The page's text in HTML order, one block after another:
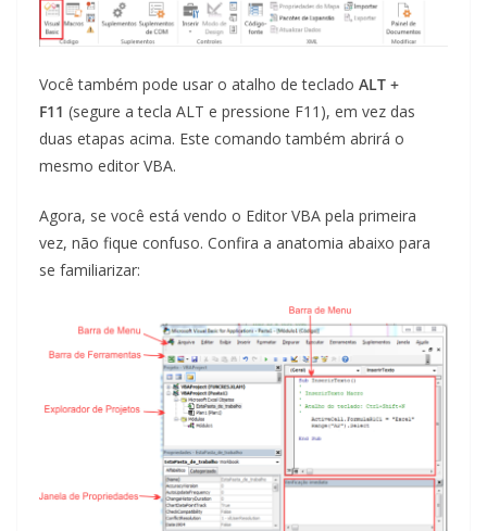
Você também pode usar o atalho de teclado ALT +
F11 (segure a tecla ALT e pressione F11), em vez das
duas etapas acima. Este comando também abrirá o
mesmo editor VBA.
Agora, se você está vendo o Editor VBA pela primeira
vez, não fique confuso. Confira a anatomia abaixo para
se familiarizar: